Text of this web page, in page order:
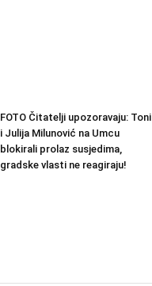
FOTO Čitatelji upozoravaju: Toni
i Julija Milunović na Umcu
blokirali prolaz susjedima,
gradske vlasti ne reagiraju!